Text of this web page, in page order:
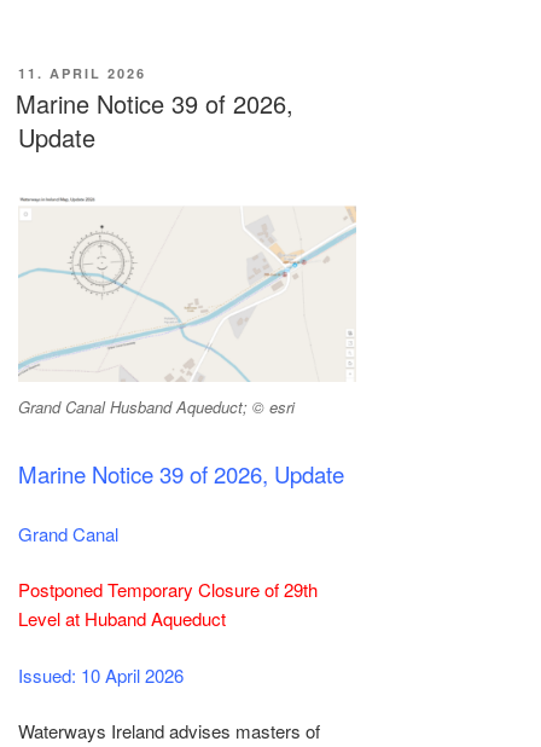
VERÖFFENTLICHT
AM
11. APRIL 2026
Marine Notice 39 of 2026,
Update
Grand Canal Husband Aqueduct; © esri
Marine Notice 39 of 2026, Update
Grand Canal
Postponed Temporary Closure of 29th
Level at Huband Aqueduct
Issued: 10 April 2026
Waterways Ireland advises masters of